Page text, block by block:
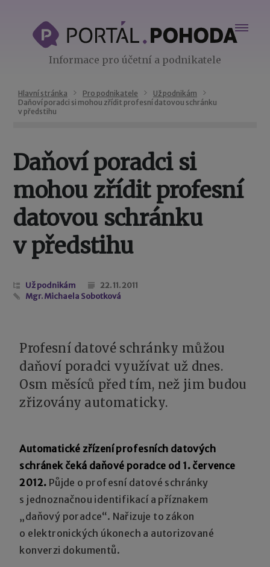
Informace pro účetní a podnikatele
Hlavní stránka Pro podnikatele
Už podnikám
Daňoví poradci si mohou zřídit profesní datovou schránku
v předstihu
Daňoví poradci si
mohou zřídit profesní
datovou schránku
v předstihu
Už podnikám
22. 11. 2011
Mgr. Michaela Sobotková
Profesní datové schránky můžou
daňoví poradci využívat už dnes.
Osm měsíců před tím, než jim budou
zřizovány automaticky.
Automatické zřízení profesních datových
schránek čeká daňové poradce od 1. července
2012. Půjde o profesní datové schránky
s jednoznačnou identifikací a příznakem
„daňový poradce“. Nařizuje to zákon
o elektronických úkonech a autorizované
konverzi dokumentů.